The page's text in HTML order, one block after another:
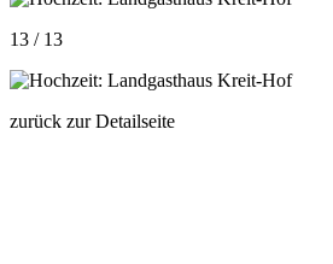
13 / 13
zurück zur Detailseite